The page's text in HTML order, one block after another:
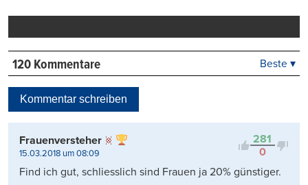
drucken
120 Kommentare
Kontrovers
Beste ▾
Kommentar schreiben
281
0
Frauenversteher
15.03.2018 um 08:09
Find ich gut, schliesslich sind Frauen ja 20% günstiger.